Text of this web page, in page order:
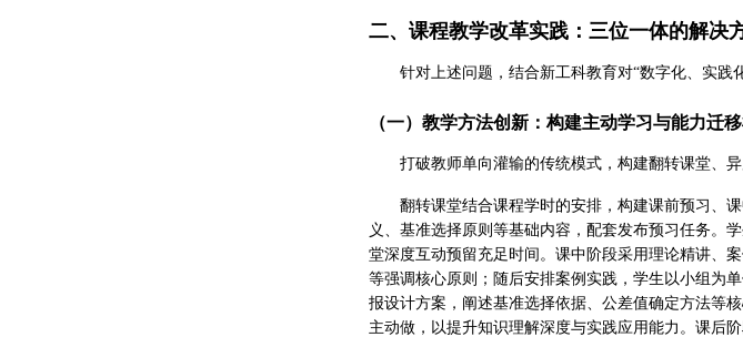
二、课程教学改革实践：三位一体的解决
针对上述问题，结合新工科教育对“数字化、实践
（一）教学方法创新：构建主动学习与能力迁
打破教师单向灌输的传统模式，构建翻转课堂、
翻转课堂结合课程学时的安排，构建课前预习、
义、基准选择原则等基础内容，配套发布预习任务。
堂深度互动预留充足时间。课中阶段采用理论精讲、
等强调核心原则；随后安排案例实践，学生以小组为
报设计方案，阐述基准选择依据、公差值确定方法等
主动做，以提升知识理解深度与实践应用能力。课后